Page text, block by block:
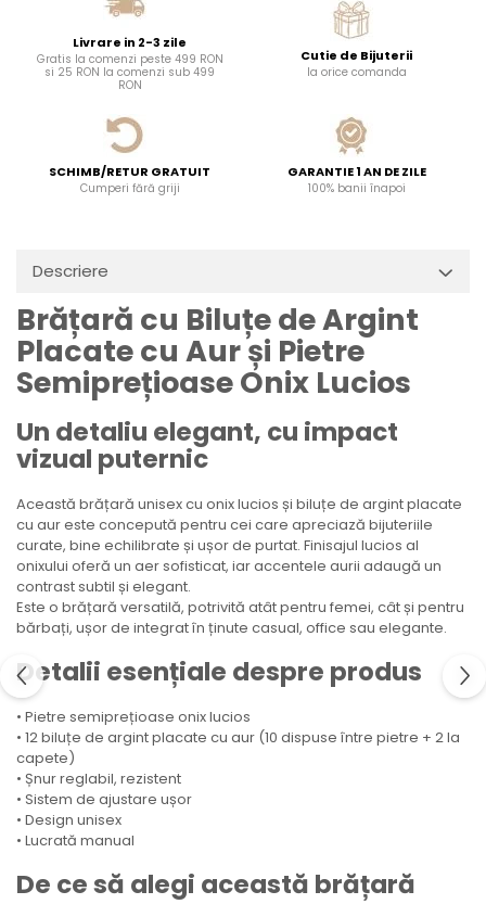
Livrare in 2-3 zile
Gratis la comenzi peste 499 RON
si 25 RON la comenzi sub 499
RON
Cutie de Bijuterii
la orice comanda
SCHIMB/RETUR GRATUIT
Cumperi fără griji
GARANTIE 1 AN DE ZILE
100% banii înapoi
Descriere
Brățară cu Biluțe de Argint
Placate cu Aur și Pietre
Semiprețioase Onix Lucios
Un detaliu elegant, cu impact
vizual puternic
Această brățară unisex cu onix lucios și biluțe de argint placate
cu aur este concepută pentru cei care apreciază bijuteriile
curate, bine echilibrate și ușor de purtat. Finisajul lucios al
onixului oferă un aer sofisticat, iar accentele aurii adaugă un
contrast subtil și elegant.
Este o brățară versatilă, potrivită atât pentru femei, cât și pentru
bărbați, ușor de integrat în ținute casual, office sau elegante.
Detalii esențiale despre produs
• Pietre semiprețioase onix lucios
• 12 biluțe de argint placate cu aur (10 dispuse între pietre + 2 la
capete)
• Șnur reglabil, rezistent
• Sistem de ajustare ușor
• Design unisex
• Lucrată manual
De ce să alegi această brățară